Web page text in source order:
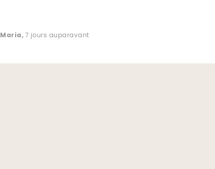
Maria, 7 jours auparavant